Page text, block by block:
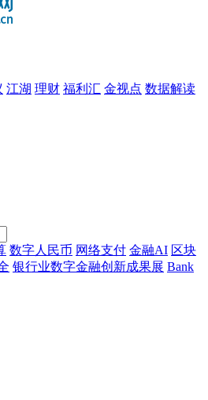
江湖 理财 福利汇 金视点 数据解读
数字人民币 网络支付 金融AI 区块
银行业数字金融创新成果展 Bank